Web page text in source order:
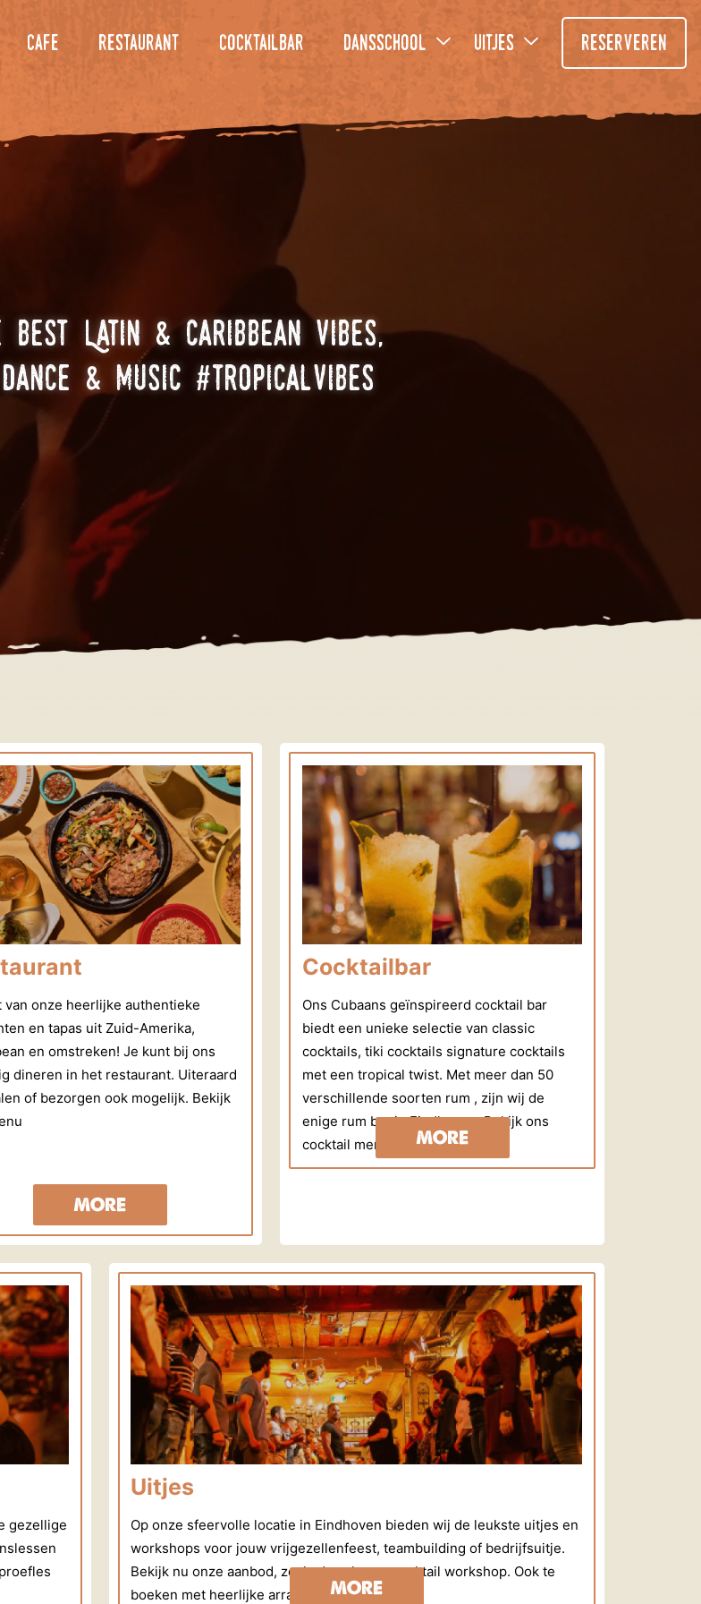
cafe restaurant cocktailbar dansschool uitjes reserveren
best Latin&Caribbean vibes,
& music #tropicalvibes
van onze heerlijke authentieke
en tapas uit Zuid-Amerika,
en omstreken! Je kunt bij ons
dineren in het restaurant. Uiteraard
of bezorgen ook mogelijk. Bekijk
MORE
Cocktailbar
Ons Cubaans geïnspireerd cocktail bar
biedt een unieke selectie van classic
cocktails, tiki cocktails signature cocktails
met een tropical twist. Met meer dan 50
verschillende soorten rum , zijn wij de
enige rum bar in Eindhoven. Bekijk ons
cocktail menu**
MORE
gezellige
Uitjes
Op onze sfeervolle locatie in Eindhoven bieden wij de leukste uitjes en
workshops voor jouw vrijgezellenfeest, teambuilding of bedrijfsuitje.
Bekijk nu onze aanbod, zoals de salsa en cocktail workshop. Ook te
boeken met heerlijke arrangementen.
MORE